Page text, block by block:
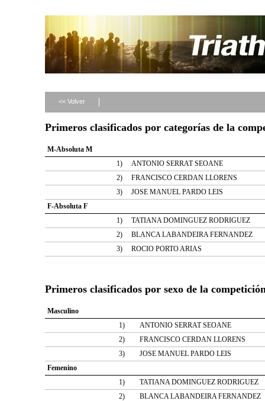
<< Volver
Primeros clasificados por categorías de la
M-Absoluta M
1)
ANTONIO SERRAT SEOANE
2)
FRANCISCO CERDAN LLORENS
3)
JOSE MANUEL PARDO LEIS
F-Absoluta F
1)
TATIANA DOMINGUEZ RODRIGUEZ
2)
BLANCA LABANDEIRA FERNANDEZ
3)
ROCIO PORTO ARIAS
Primeros clasificados por sexo de la
Masculino
1)
ANTONIO SERRAT SEOANE
2)
FRANCISCO CERDAN LLORENS
3)
JOSE MANUEL PARDO LEIS
Femenino
1)
TATIANA DOMINGUEZ RODRIGUEZ
2)
BLANCA LABANDEIRA FERNANDEZ